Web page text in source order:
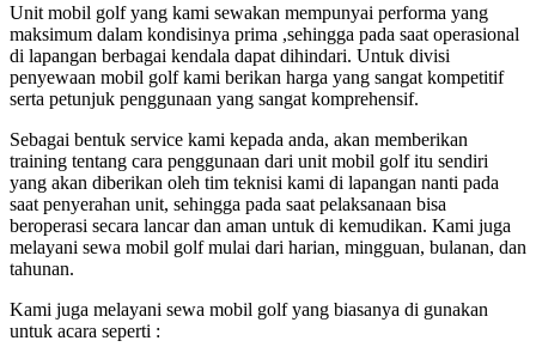
Unit mobil golf yang kami sewakan mempunyai performa yang
maksimum dalam kondisinya prima ,sehingga pada saat operasional
di lapangan berbagai kendala dapat dihindari. Untuk divisi
penyewaan mobil golf kami berikan harga yang sangat kompetitif
serta petunjuk penggunaan yang sangat komprehensif.
Sebagai bentuk service kami kepada anda, akan memberikan
training tentang cara penggunaan dari unit mobil golf itu sendiri
yang akan diberikan oleh tim teknisi kami di lapangan nanti pada
saat penyerahan unit, sehingga pada saat pelaksanaan bisa
beroperasi secara lancar dan aman untuk di kemudikan. Kami juga
melayani sewa mobil golf mulai dari harian, mingguan, bulanan, dan
tahunan.
Kami juga melayani sewa mobil golf yang biasanya di gunakan
untuk acara seperti :